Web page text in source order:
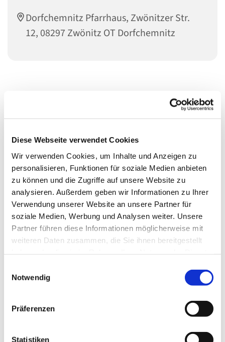
Diese Webseite verwendet Cookies
Wir verwenden Cookies, um Inhalte und Anzeigen zu
personalisieren, Funktionen für soziale Medien anbieten
zu können und die Zugriffe auf unsere Website zu
analysieren. Außerdem geben wir Informationen zu Ihrer
Verwendung unserer Website an unsere Partner für
soziale Medien, Werbung und Analysen weiter. Unsere
Partner führen diese Informationen möglicherweise mit
weiteren Daten zusammen, die Sie ihnen bereitgestellt
Notwendig
Präferenzen
Statistiken
Dorfchemnitz Pfarrhaus, Zwönitzer Str.
12, 08297 Zwönitz OT Dorfchemnitz
Dies könnte Sie auch interessieren